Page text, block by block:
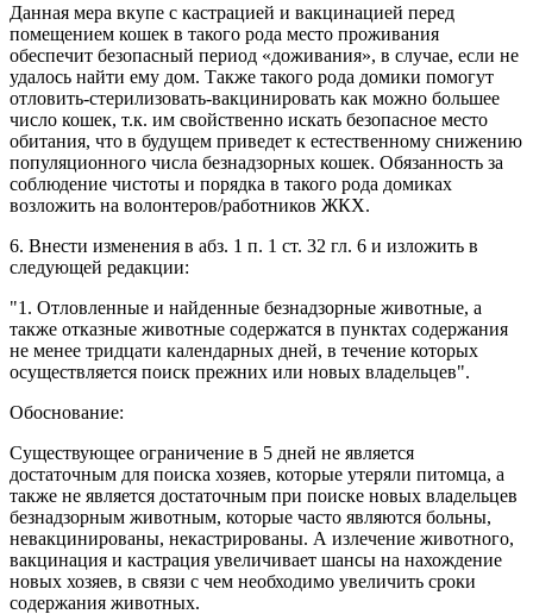
Данная мера вкупе с кастрацией и вакцинацией перед
помещением кошек в такого рода место проживания
обеспечит безопасный период «доживания», в случае, если не
удалось найти ему дом. Также такого рода домики помогут
отловить-стерилизовать-вакцинировать как можно большее
число кошек, т.к. им свойственно искать безопасное место
обитания, что в будущем приведет к естественному снижению
популяционного числа безнадзорных кошек. Обязанность за
соблюдение чистоты и порядка в такого рода домиках
возложить на волонтеров/работников ЖКХ.
6. Внести изменения в абз. 1 п. 1 ст. 32 гл. 6 и изложить в
следующей редакции:
"1. Отловленные и найденные безнадзорные животные, а
также отказные животные содержатся в пунктах содержания
не менее тридцати календарных дней, в течение которых
осуществляется поиск прежних или новых владельцев".
Обоснование:
Существующее ограничение в 5 дней не является
достаточным для поиска хозяев, которые утеряли питомца, а
также не является достаточным при поиске новых владельцев
безнадзорным животным, которые часто являются больны,
невакцинированы, некастрированы. А излечение животного,
вакцинация и кастрация увеличивает шансы на нахождение
новых хозяев, в связи с чем необходимо увеличить сроки
содержания животных.